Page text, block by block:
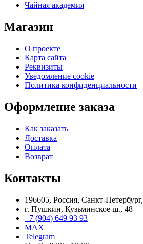
Чайная академия
Магазин
О проекте
Карта сайта
Реквизиты
Уведомление cookie
Политика конфиденциальности
Оформление заказа
Как заказать
Доставка
Оплата
Возврат
Контакты
196605, Россия, Санкт-Петербург,
г. Пушкин, Кузьминское ш., 48
+7 (904) 649 93 93
MAX
Telegram